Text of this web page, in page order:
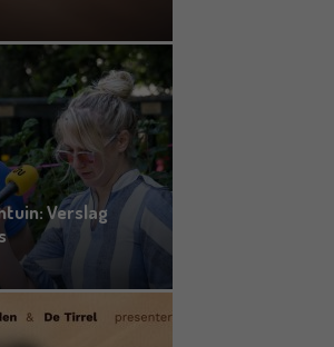
Verslag